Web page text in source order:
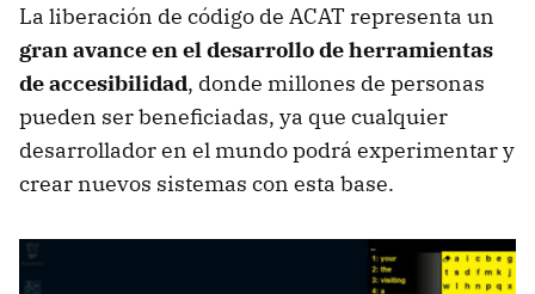
La liberación de código de ACAT representa un
gran avance en el desarrollo de herramientas
de accesibilidad, donde millones de personas
pueden ser beneficiadas, ya que cualquier
desarrollador en el mundo podrá experimentar y
crear nuevos sistemas con esta base.